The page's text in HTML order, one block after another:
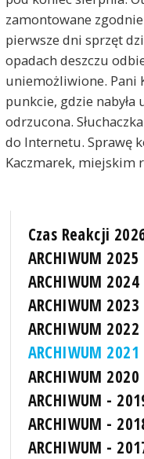
zamontowane
pierwsze dni sprzęt
opadach deszczu
uniemożliwione. Pani
punkcie, gdzie nabyła
odrzucona.
do Internetu. Sprawę
Kaczmarek, miejskim
Czas Reakcji
ARCHIWUM 2025
ARCHIWUM 2024
ARCHIWUM 2023
ARCHIWUM 2022
ARCHIWUM 2021
ARCHIWUM 2020
ARCHIWUM -
ARCHIWUM -
ARCHIWUM -